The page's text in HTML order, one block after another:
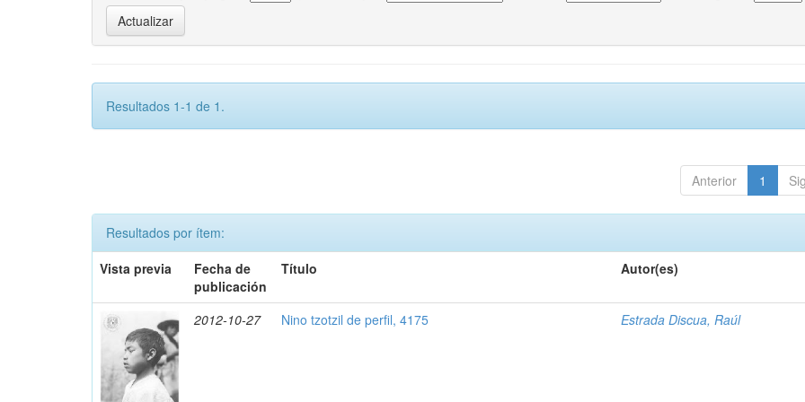
Resultados 1-1 de 1.
Anterior 1
Resultados por ítem:
Vista previa
Fecha de
publicación
Título Autor(es)
2012-10-27 Nino tzotzil de perfil, 4175 Estrada Discua, Raúl